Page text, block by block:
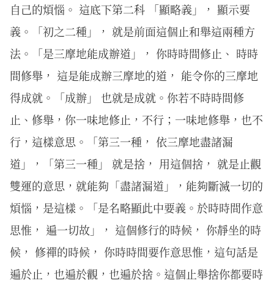
自己的煩惱。 這底下第二科 「顯略義」， 顯示要
義。「初之二種」， 就是前面這個止和舉這兩種方
法。「是三摩地能成辦道」， 你時時間修止、 時時
間修舉， 這是能成辦三摩地的道， 能令你的三摩地
得成就。「成辦」 也就是成就。你若不時時間修
止、修舉，你一味地修止，不行；一味地修舉，也不
行，這樣意思。「第三一種， 依三摩地盡諸漏
道」，「第三一種」 就是捨， 用這個捨， 就是止觀
雙運的意思，就能夠「盡諸漏道」，能夠斷滅一切的
煩惱，是這樣。「是名略顯此中要義。於時時間作意
思惟， 遍一切故」， 這個修行的時候， 你靜坐的時
候， 修禪的時候， 你時時間要作意思惟，這句話是
遍於止，也遍於觀，也遍於捨。這個止舉捨你都要時